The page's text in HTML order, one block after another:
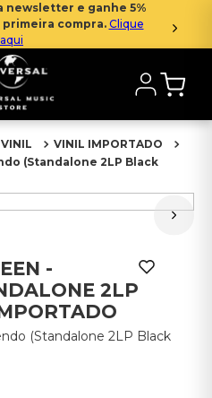
newsletter e ganhe 5%
compra. Clique
aqui
VINIL IMPORTADO
(Standalone 2LP Black
-
2LP
(Standalone 2LP Black